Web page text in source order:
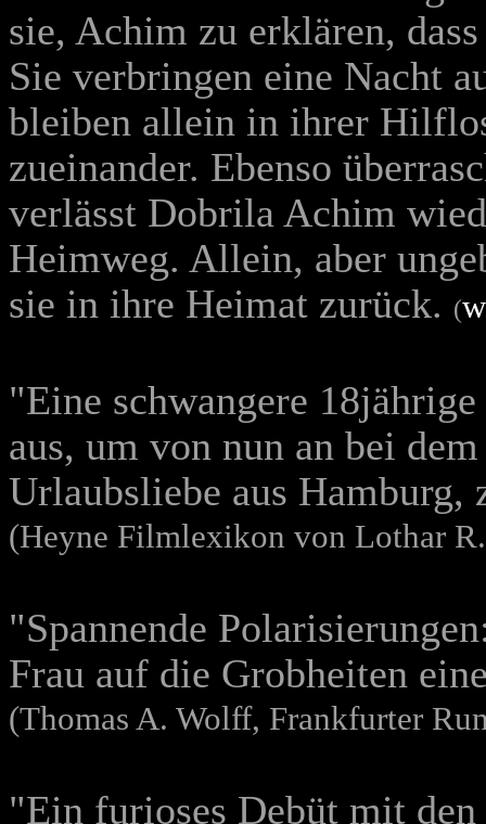
sie, Achim zu erklären,
Sie verbringen eine Nacht
bleiben allein in ihrer
zueinander. Ebenso
verlässt Dobrila Achim
Heimweg. Allein, aber
sie in ihre Heimat zurück. (
"Eine schwangere
aus, um von nun an bei
Urlaubsliebe aus Hamburg,
(Heyne Filmlexikon von Lothar
"Spannende
Frau auf die Grobheiten
(Thomas A. Wolff, Frankfurter
"Ein furioses Debüt mit